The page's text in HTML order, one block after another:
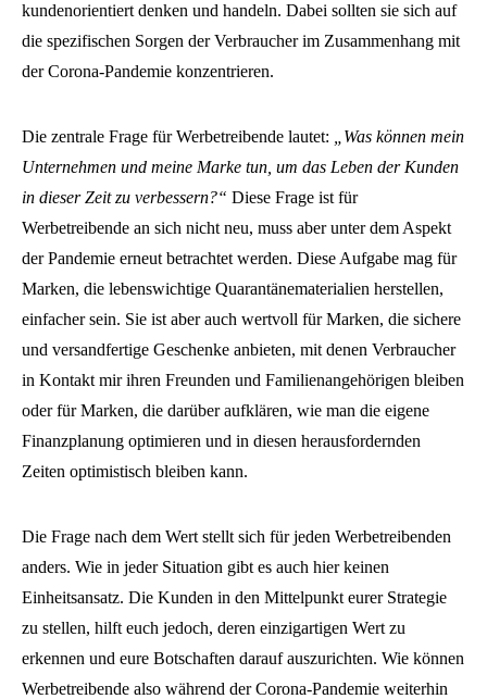
kundenorientiert denken und handeln. Dabei sollten sie sich auf
die spezifischen Sorgen der Verbraucher im Zusammenhang mit
der Corona-Pandemie konzentrieren.
Die zentrale Frage für Werbetreibende lautet:
„Was können mein
Unternehmen und meine Marke tun, um das Leben der Kunden
in dieser Zeit zu verbessern?“ Diese Frage ist für
Werbetreibende an sich nicht neu, muss aber unter dem Aspekt
der Pandemie erneut betrachtet werden. Diese Aufgabe mag für
Marken, die lebenswichtige Quarantänematerialien herstellen,
einfacher sein. Sie ist aber auch wertvoll für Marken, die sichere
und versandfertige Geschenke anbieten, mit denen Verbraucher
in Kontakt mir ihren Freunden und Familienangehörigen bleiben
oder für Marken, die darüber aufklären, wie man die eigene
Finanzplanung optimieren und in diesen herausfordernden
Zeiten optimistisch bleiben kann.
Die Frage nach dem Wert stellt sich für jeden Werbetreibenden
anders. Wie in jeder Situation gibt es auch hier keinen
Einheitsansatz. Die Kunden in den Mittelpunkt eurer Strategie
zu stellen, hilft euch jedoch, deren einzigartigen Wert zu
erkennen und eure Botschaften darauf auszurichten. Wie können
Werbetreibende also während der Corona-Pandemie weiterhin